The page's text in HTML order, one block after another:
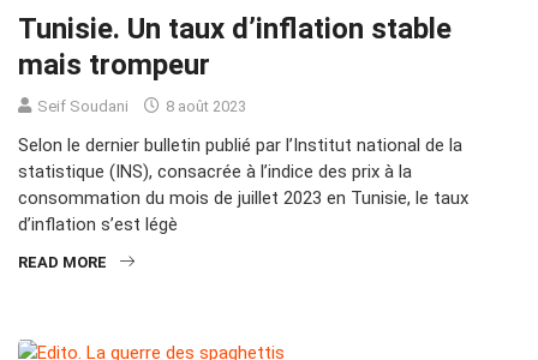
Tunisie. Un taux d’inflation stable
mais trompeur
Seif Soudani 8 août 2023
Selon le dernier bulletin publié par l’Institut national de la
statistique (INS), consacrée à l’indice des prix à la
consommation du mois de juillet 2023 en Tunisie, le taux
d’inflation s’est légè
READ MORE